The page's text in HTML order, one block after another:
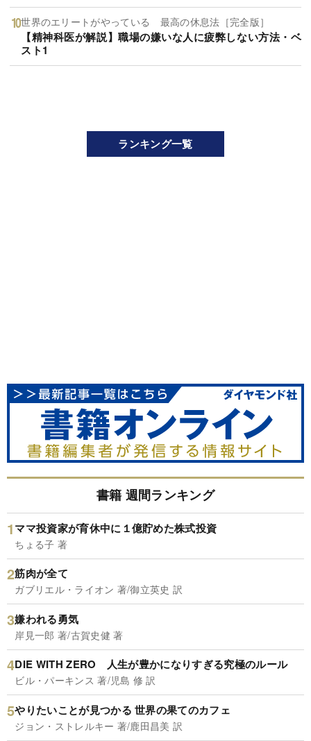
世界のエリートがやっている 最高の休息法［完全版］
【精神科医が解説】職場の嫌いな人に疲弊しない方法・ベ
スト1
ランキング一覧
書籍 週間ランキング
ママ投資家が育休中に１億貯めた株式投資
ちょる子 著
筋肉が全て
ガブリエル・ライオン 著/御立英史 訳
嫌われる勇気
岸見一郎 著/古賀史健 著
DIE WITH ZERO 人生が豊かになりすぎる究極のルール
ビル・パーキンス 著/児島 修 訳
やりたいことが見つかる 世界の果てのカフェ
ジョン・ストレルキー 著/鹿田昌美 訳